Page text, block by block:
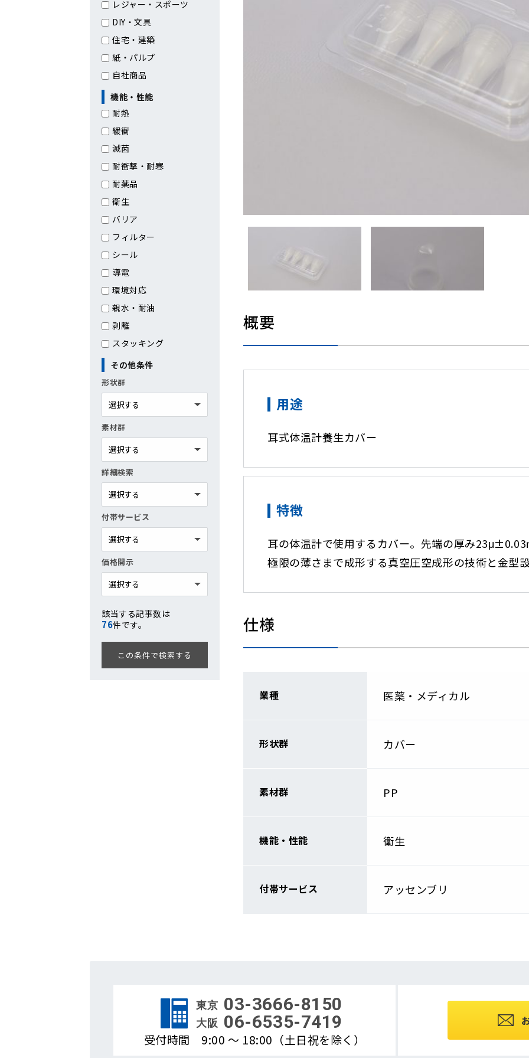
レジャー・スポーツ
DIY・文具
住宅・建築
紙・パルプ
自社商品
機能・性能
耐熱
緩衝
滅菌
耐衝撃・耐寒
耐薬品
衛生
バリア
フィルター
シール
導電
環境対応
親水・耐油
剥離
スタッキング
その他条件
形状群
素材群
詳細検索
付帯サービス
価格開示
該当する記事数は
76件です。
概要
用途
耳式体温計養生カバー
特徴
耳の体温計で使用するカバー。先端の厚み23μ±0.03
極限の薄さまで成形する真空圧空成形の技術と金型
仕様
業種 医薬・メディカル
形状群 カバー
素材群 PP
機能・性能 衛生
付帯サービス アッセンブリ
東京 03-3666-8150
大阪 06-6535-7419
受付時間 9:00 ～ 18:00（土日祝を除く）